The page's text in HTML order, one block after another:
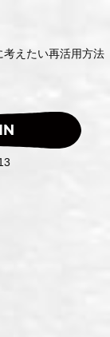
えたい再活用方法